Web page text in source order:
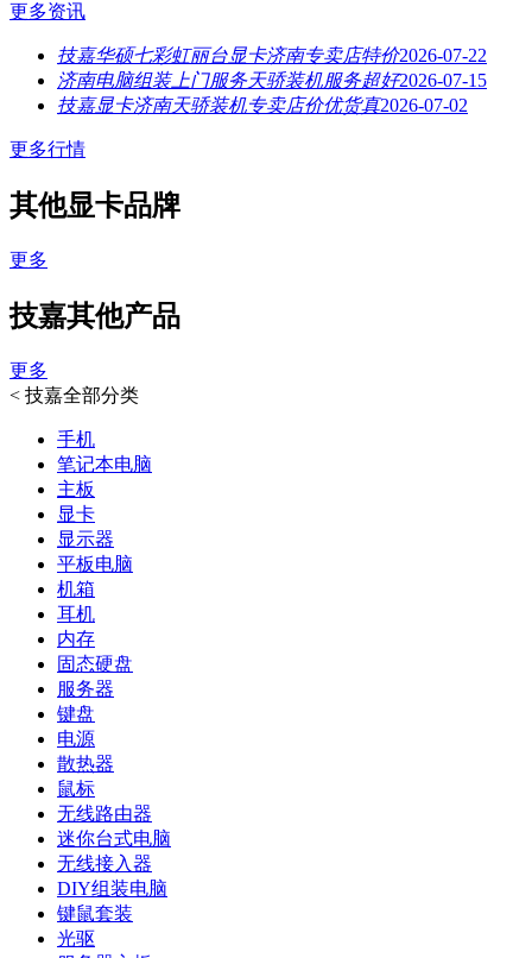
更多资讯
技嘉华硕七彩虹丽台显卡济南专卖店特价2026-07-22
济南电脑组装上门服务天骄装机服务超好2026-07-15
技嘉显卡济南天骄装机专卖店价优货真2026-07-02
更多行情
其他显卡品牌
更多
技嘉其他产品
更多
< 技嘉全部分类
手机
笔记本电脑
主板
显卡
显示器
平板电脑
机箱
耳机
内存
固态硬盘
服务器
键盘
电源
散热器
鼠标
无线路由器
迷你台式电脑
无线接入器
DIY组装电脑
键鼠套装
光驱